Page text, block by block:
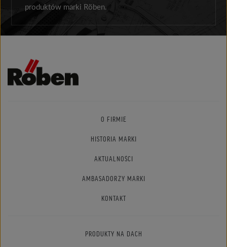
produktów marki Röben.
O FIRMIE
HISTORIA MARKI
AKTUALNOŚCI
AMBASADORZY MARKI
KONTAKT
PRODUKTY NA DACH